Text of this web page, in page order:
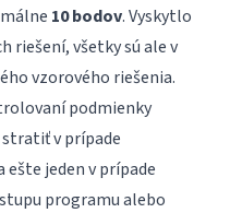
10 bodov. Vyskytlo
riešení, všetky sú ale v
vzorového riešenia.
podmienky
v prípade
jeden v prípade
programu alebo